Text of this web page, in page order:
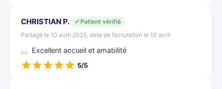
CHRISTIAN P.
Patient vérifié
Partagé le 10 avril 2025, date de facturation le 10 avril
Excellent accueil et amabilité
5/5